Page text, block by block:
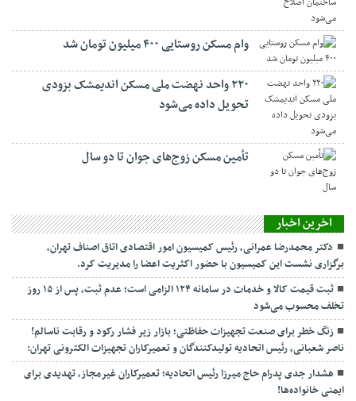
وام مسکن روستایی ۴۰۰ میلیون تومان شد
۲۲۰ واحد نهضت ملی مسکن اندیمشک بزودی
تحویل داده می‌شود
تأمین مسکن زوج‌های جوان تا دو سال
اخرین اخبار
دکتر محمدرضا عمرانی، رئیس کمیسیون امور اقتصادی اتاق اصناف تهران،
برگزاری نشست این کمیسیون با حضور اکثریت اعضا را مدیریت کرد.
ثبت قیمت کالا و خدمات در سامانه ۱۲۴ الزامی است؛ عدم ثبت، پس از ۱۵ روز
تخلف محسوب می‌شود
زنگ خطر برای صنعت تجهیزات حفاظتی؛ بازار زیر فشار رکود و رقابت ناسالم!
ناصر شعبانی، رئیس اتحادیه تولیدکنندگان و تعمیرکاران تجهیزات الکترونی تهران:
هشدار جدی پدرام حاج میرزا رئیس اتحادیه؛ تعمیرکاران غیرمجاز، تهدیدی برای
ایمنی خانواده‌ها!